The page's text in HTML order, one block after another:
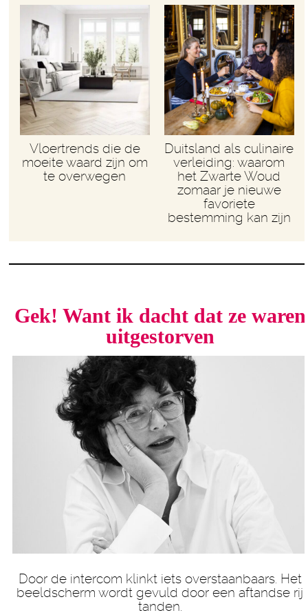
Vloertrends die de
moeite waard zijn om
te overwegen
Duitsland als culinaire
verleiding: waarom
het Zwarte Woud
zomaar je nieuwe
favoriete
bestemming kan zijn
Gek! Want ik dacht dat ze waren
uitgestorven
Door de intercom klinkt iets overstaanbaars. Het
beeldscherm wordt gevuld door een aftandse rij
tanden.